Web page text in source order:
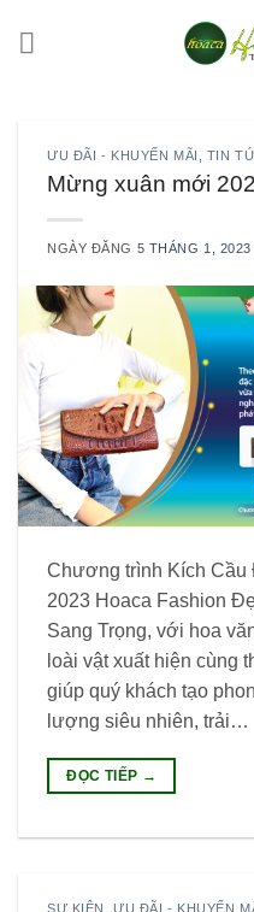
ƯU ĐÃI - KHUYẾN MÃI TIN
Mừng xuân mới
NGÀY ĐĂNG 5 THÁNG 1, 2023
Chương trình Kích
2023 Hoaca Fashion
Sang Trọng, với hoa
loài vật xuất hiện cùng
giúp quý khách tạo
lượng siêu nhiên, trải…
ĐỌC TIẾP →
SỰ KIỆN ,ƯU ĐÃI - KHUYẾN